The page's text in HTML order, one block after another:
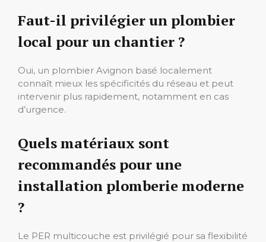
Faut-il privilégier un plombier
local pour un chantier ?
Oui, un plombier Avignon basé localement
connaît mieux les spécificités du réseau et peut
intervenir plus rapidement, notamment en cas
d’urgence.
Quels matériaux sont
recommandés pour une
installation plomberie moderne
?
Le PER multicouche est privilégié pour sa flexibilité